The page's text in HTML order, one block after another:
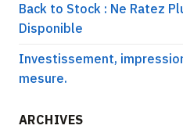
Back to Stock : Ne Ratez
Disponible
Investissement,
mesure.
ARCHIVES